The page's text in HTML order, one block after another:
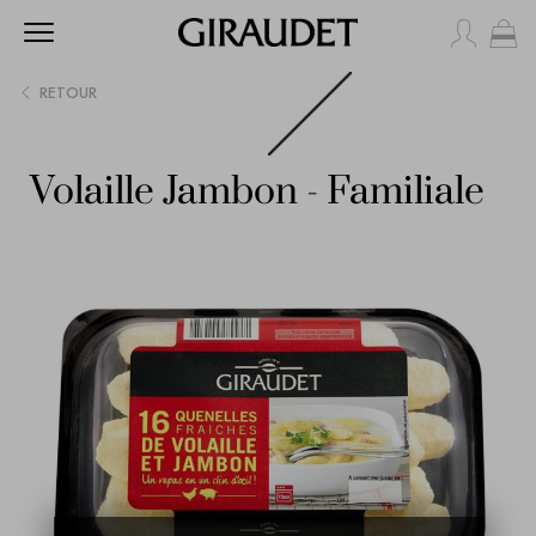
RETOUR
Volaille Jambon - Familiale